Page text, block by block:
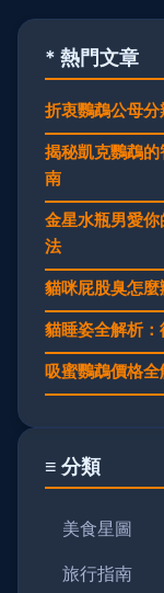
* 熱門文章
折衷鸚鵡公母
揭秘凱克鸚鵡
南
金星水瓶男愛
法
貓咪屁股臭怎
貓睡姿全解析
吸蜜鸚鵡價格
≡ 分類
美食星圖
旅行指南